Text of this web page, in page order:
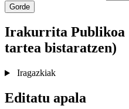
Gorde
Irakurrita Publikoa
tartea bistaratzen)
Iragazkiak
Editatu apala